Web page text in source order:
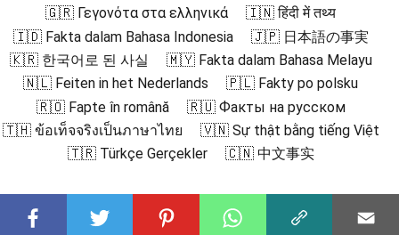
🇬🇷 Γεγονότα στα ελληνικά
🇮🇳 हिंदी में तथ्य
🇮🇩 Fakta dalam Bahasa Indonesia
🇯🇵 日本語の事実
🇰🇷 한국어로 된 사실
🇲🇾 Fakta dalam Bahasa Melayu
🇳🇱 Feiten in het Nederlands
🇵🇱 Fakty po polsku
🇷🇴 Fapte în română
🇷🇺 Факты на русском
🇹🇭 ข้อเท็จจริงเป็นภาษาไทย
🇻🇳 Sự thật bằng tiếng Việt
🇹🇷 Türkçe Gerçekler
🇨🇳 中文事实